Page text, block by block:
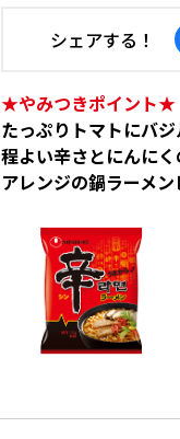
シェアする！
★やみつきポイント★
たっぷりトマトにバ
程よい辛さとにんに
アレンジの鍋ラーメ